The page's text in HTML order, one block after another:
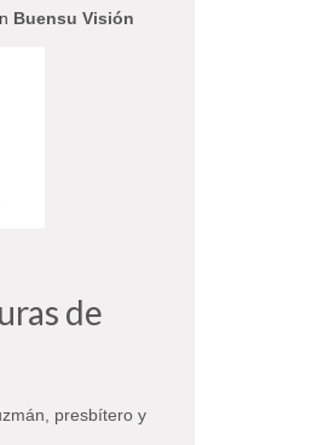
Buensu Visión
de
presbítero y